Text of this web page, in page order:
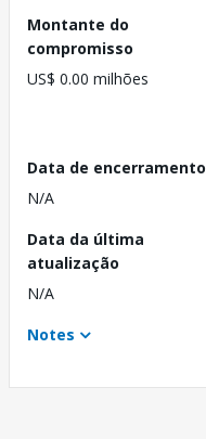
Montante do
compromisso
US$ 0.00 milhões
Data de encerramento
N/A
Data da última
atualização
N/A
Notes